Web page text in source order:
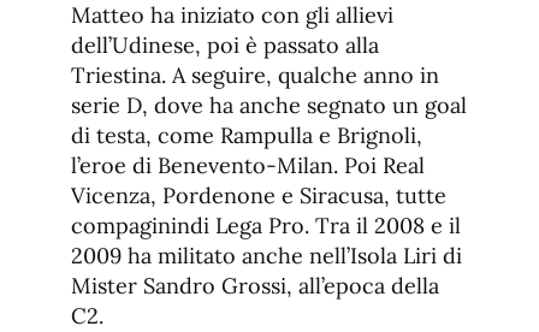
Matteo ha iniziato con gli allievi
dell’Udinese, poi è passato alla
Triestina. A seguire, qualche anno in
serie D, dove ha anche segnato un goal
di testa, come Rampulla e Brignoli,
l’eroe di Benevento-Milan. Poi Real
Vicenza, Pordenone e Siracusa, tutte
compaginindi Lega Pro. Tra il 2008 e il
2009 ha militato anche nell’Isola Liri di
Mister Sandro Grossi, all’epoca della
C2.